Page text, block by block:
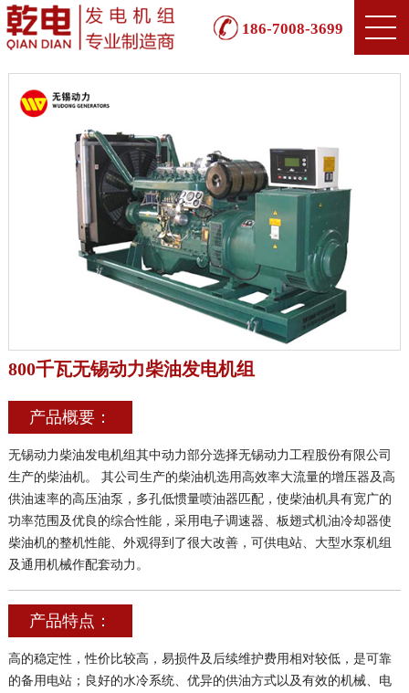
186-7008-3699
800千瓦无锡动力柴油发电机组
产品概要：
无锡动力柴油发电机组其中动力部分选择无锡动力工程股份有限公司
生产的柴油机。 其公司生产的柴油机选用高效率大流量的增压器及高
供油速率的高压油泵，多孔低惯量喷油器匹配，使柴油机具有宽广的
功率范围及优良的综合性能，采用电子调速器、板翅式机油冷却器使
柴油机的整机性能、外观得到了很大改善，可供电站、大型水泵机组
及通用机械作配套动力。
产品特点：
高的稳定性，性价比较高，易损件及后续维护费用相对较低，是可靠
的备用电站；良好的水冷系统、优异的供油方式以及有效的机械、电